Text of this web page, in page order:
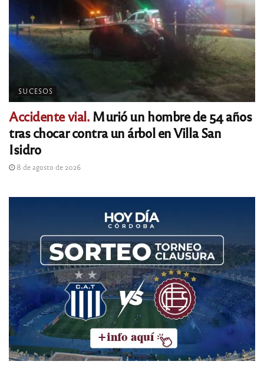
SUCESOS
Accidente vial.Murió un hombre de 54 años
tras chocar contra un árbol en Villa San
Isidro
8 de agosto de 2026